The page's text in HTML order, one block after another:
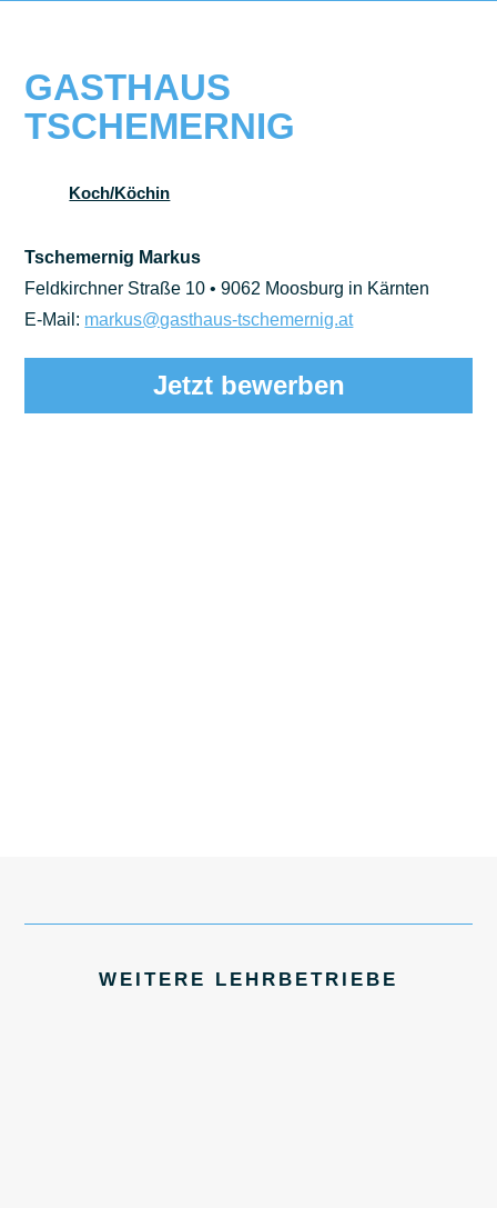
GASTHAUS
TSCHEMERNIG
Koch/Köchin
Tschemernig Markus
Feldkirchner Straße 10 • 9062 Moosburg in Kärnten
E-Mail: markus@gasthaus-tschemernig.at
Jetzt bewerben
WEITERE LEHRBETRIEBE